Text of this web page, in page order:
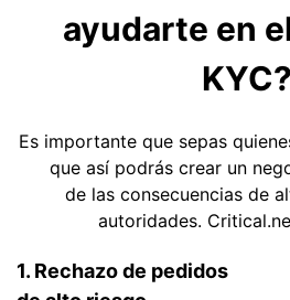
ayudarte en
KYC?
Es importante que sepas
que así podrás crear un
de las consecuencias de
autoridades.
1. Rechazo de pedidos